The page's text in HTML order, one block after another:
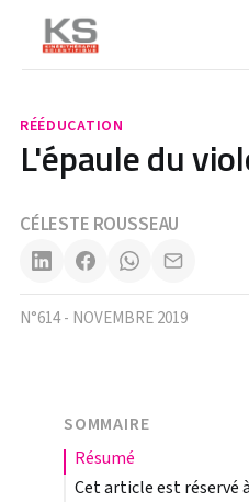
RÉÉDUCATION
L'épaule du
CÉLESTE ROUSSEAU
N°614 - NOVEMBRE 2019
SOMMAIRE
résumé
Cet article est réservé